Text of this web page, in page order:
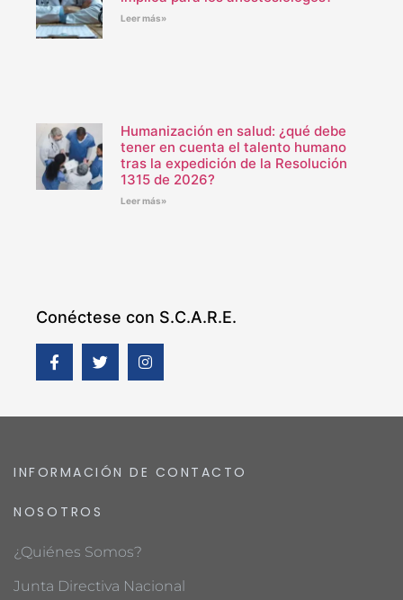
Leer más»
Humanización en salud: ¿qué debe
tener en cuenta el talento humano
tras la expedición de la Resolución
1315 de 2026?
Leer más»
Conéctese con S.C.A.R.E.
INFORMACIÓN DE CONTACTO
NOSOTROS
¿Quiénes Somos?
Junta Directiva Nacional